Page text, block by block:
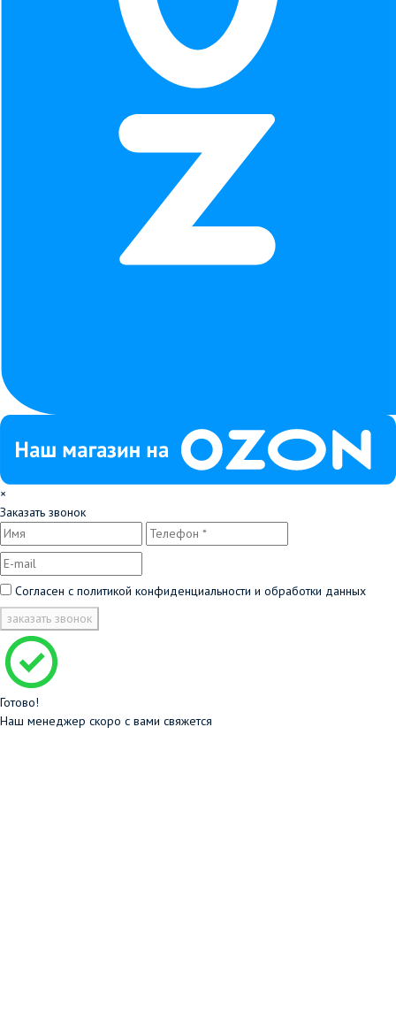
×
Заказать звонок
Согласен с политикой конфиденциальности и обработки данных
заказать звонок
Готово!
Наш менеджер скоро с вами свяжется